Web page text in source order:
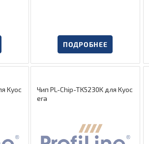
ПОДРОБНЕЕ
Kyoc
Чип PL-Chip-TK5230K для Kyoc
era